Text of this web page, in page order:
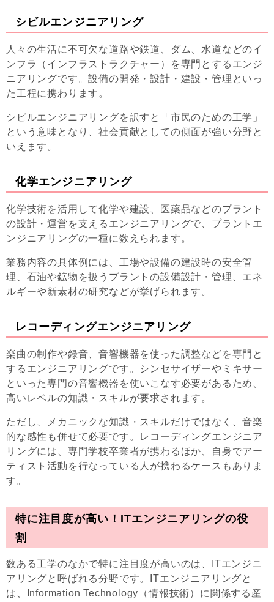
シビルエンジニアリング
人々の生活に不可欠な道路や鉄道、ダム、水道などのイ
ンフラ（インフラストラクチャー）を専門とするエンジ
ニアリングです。設備の開発・設計・建設・管理といっ
た工程に携わります。
シビルエンジニアリングを訳すと「市民のための工学」
という意味となり、社会貢献としての側面が強い分野と
いえます。
化学エンジニアリング
化学技術を活用して化学や建設、医薬品などのプラント
の設計・運営を支えるエンジニアリングで、プラントエ
ンジニアリングの一種に数えられます。
業務内容の具体例には、工場や設備の建設時の安全管
理、石油や鉱物を扱うプラントの設備設計・管理、エネ
ルギーや新素材の研究などが挙げられます。
レコーディングエンジニアリング
楽曲の制作や録音、音響機器を使った調整などを専門と
するエンジニアリングです。シンセサイザーやミキサー
といった専門の音響機器を使いこなす必要があるため、
高いレベルの知識・スキルが要求されます。
ただし、メカニックな知識・スキルだけではなく、音楽
的な感性も併せて必要です。レコーディングエンジニア
リングには、専門学校卒業者が携わるほか、自身でアー
ティスト活動を行なっている人が携わるケースもありま
す。
特に注目度が高い！ITエンジニアリングの役
割
数ある工学のなかで特に注目度が高いのは、ITエンジニ
アリングと呼ばれる分野です。ITエンジニアリングと
は、Information Technology（情報技術）に関係する産